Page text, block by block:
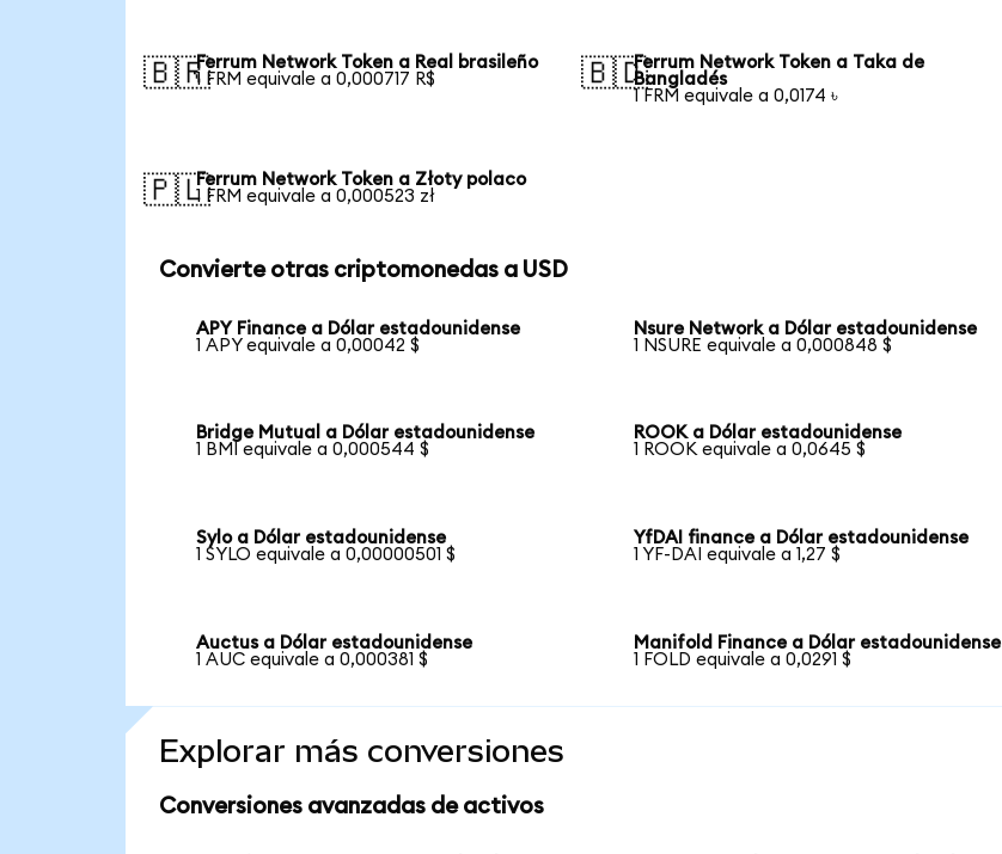
🇧🇷Ferrum Network Token a Real brasileño
1 FRM equivale a 0,000717 R$
🇧🇩Ferrum Network Token a Taka de
Bangladés
1 FRM equivale a 0,0174 ৳
🇵🇱Ferrum Network Token a Złoty polaco
1 FRM equivale a 0,000523 zł
Convierte otras criptomonedas a USD
APY Finance a Dólar estadounidense
1 APY equivale a 0,00042 $
Nsure Network a Dólar estadounidense
1 NSURE equivale a 0,000848 $
Bridge Mutual a Dólar estadounidense
1 BMI equivale a 0,000544 $
ROOK a Dólar estadounidense
1 ROOK equivale a 0,0645 $
Sylo a Dólar estadounidense
1 SYLO equivale a 0,00000501 $
YfDAI finance a Dólar estadounidense
1 YF-DAI equivale a 1,27 $
Auctus a Dólar estadounidense
1 AUC equivale a 0,000381 $
Manifold Finance a Dólar estadounidense
1 FOLD equivale a 0,0291 $
Explorar más conversiones
Conversiones avanzadas de activos